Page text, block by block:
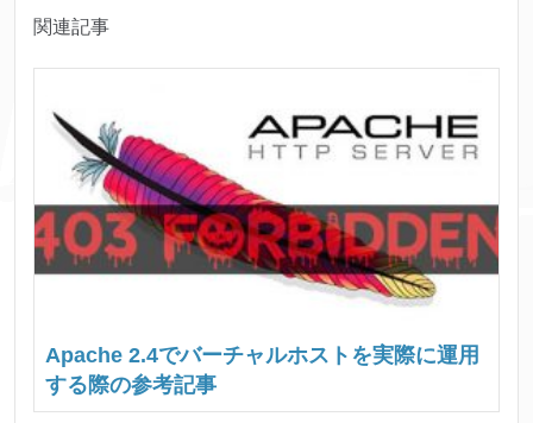
関連記事
Apache 2.4でバーチャルホストを実際に運用
する際の参考記事